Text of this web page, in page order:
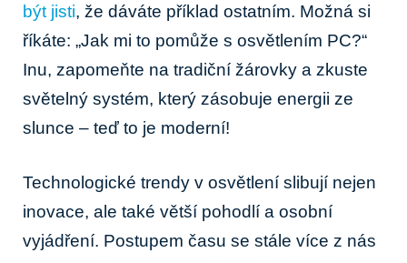
být jisti, že dáváte příklad ostatním. Možná si
říkáte: „Jak mi to pomůže s osvětlením PC?“
Inu, zapomeňte na tradiční žárovky a zkuste
světelný systém, který zásobuje energii ze
slunce – teď to je moderní!
Technologické trendy v osvětlení slibují nejen
inovace, ale také větší pohodlí a osobní
vyjádření. Postupem času se stále více z nás